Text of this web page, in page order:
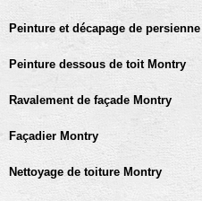
Peinture et décapage de
Peinture dessous de toit Montry
Ravalement de façade Montry
Façadier Montry
Nettoyage de toiture Montry